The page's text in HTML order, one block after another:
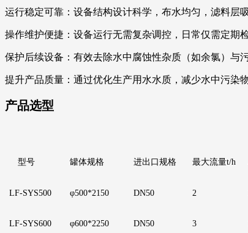
运行稳定可靠：设备结构设计科学，布水均匀，滤料层
操作维护便捷：设备运行无需复杂调控，日常仅需定期
保护后续设备：有效去除水中腐蚀性杂质（如余氯）与
提升产品质量：通过优化生产用水水质，减少水中污染
产品选型
型号 罐体规格 进出口规格 最大流量t/h
LF-SYS500 φ500*2150 DN50 2
LF-SYS600 φ600*2250 DN50 3